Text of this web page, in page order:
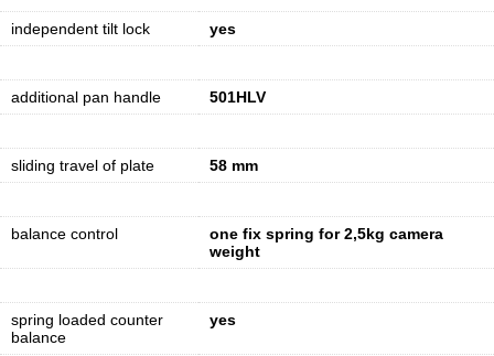
independent tilt lock yes
additional pan handle 501HLV
sliding travel of plate 58 mm
balance control
one fix spring for 2,5kg camera
weight
spring loaded counter
balance
yes